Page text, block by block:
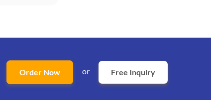
Order Now or Free Inquiry